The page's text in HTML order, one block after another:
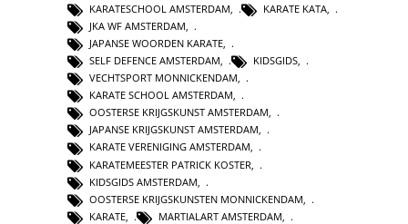
KARATESCHOOL AMSTERDAM
KARATE KATA
JKA WF AMSTERDAM,
JAPANSE WOORDEN KARATE,
SELF DEFENCE AMSTERDAM, KIDSGIDS,
VECHTSPORT MONNICKENDAM,
KARATE SCHOOL AMSTERDAM,
OOSTERSE KRIJGSKUNST AMSTERDAM,
JAPANSE KRIJGSKUNST AMSTERDAM,
KARATE VERENIGING AMSTERDAM,
KARATEMEESTER PATRICK KOSTER
KIDSGIDS AMSTERDAM
OOSTERSE KRIJGSKUNSTEN MONNICKENDAM
KARATE
MARTIALART AMSTERDAM